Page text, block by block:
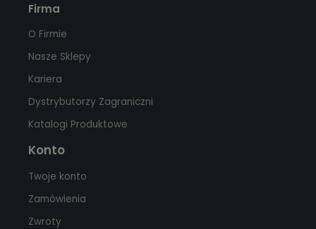
Firma
O Firmie
Nasze Sklepy
Kariera
Dystrybutorzy Zagraniczni
Katalogi Produktowe
Konto
Twoje konto
Zamówienia
Zwroty